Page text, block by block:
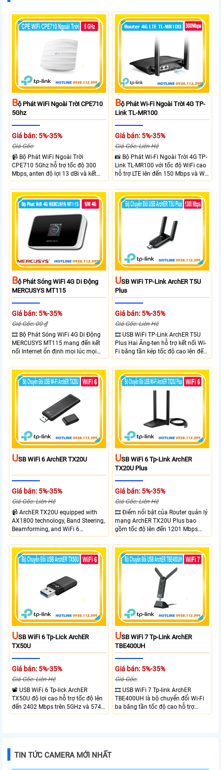
BỘ Phát WiFi Ngoài Trời CPE710
5Ghz
Giá bán: 5%-35%
Giá Gốc:
📹 Bộ Phát WiFi Ngoài Trời
CPE710 5Ghz hỗ trợ tốc độ 300
Mbps, anten độ lợi 13 dBi và kết
nối đường dài trên 10 km trong
điều kiện phù hợp. Trang bị cổng
Ethernet Shielded 10/100 Mbps, hỗ
trợ PoE Passive, MAXtream TDMA,
quản lý tập trung và phân tích
quang phổ. Chuẩn IPX5 giúp tăng
khả năng chống chịu thời tiết.
BỘ Phát Wi-Fi Ngoài Trời 4G TP-
Link TL-MR100
Giá bán: 5%-35%
Giá Gốc: Liên Hệ
📸 Bộ Phát Wi-Fi Ngoài Trời 4G TP-
Link TL-MR100 với tốc độ WiFi cao
hỗ trợ LTE lên đến 150 Mbps và Wi-
Fi 2.4 GHz lên đến 300 Mbps với
thiết kế với vỏ chống chịu thời tiết
chuẩn IP65, chống sét ±6kV và
chống tĩnh điện ±15kV
BỘ Phát Sóng WiFi 4G Di Động
MERCUSYS MT115
Giá bán: 5%-35%
Giá Gốc: 00 ₫
🎞 Bộ Phát Sóng WiFi 4G Di Động
MERCUSYS MT115 mang đến kết
nối Internet ổn định mọi lúc mọi
nơi với tốc độ 4G LTE tải xuống lên
đến 150Mbps. Chuẩn WiFi 6
AX300, pin 2400mAh hoạt động
đến 10 giờ và khả năng kết nối
USB WiFi TP-Link ArchER T5U
Plus
Giá bán: 5%-35%
Giá Gốc: Liên Hệ
🎞 USB WiFi TP-Link ArchER T5U
Plus Hai Ăng-ten hỗ trợ kết nối Wi-
Fi băng tần kép tốc độ cao lên đến
1300 Mbps. Hai ăng-ten ngoài kết
hợp công nghệ Beamforming giúp
tăng cường tín hiệu và vùng phủ
sóng. USB 3.0 cho tốc độ truyền dữ
và cài đặt dễ dàng không cần đĩa
tư
USB WiFi 6 ArchER TX20U
Giá bán: 5%-35%
Giá Gốc: Liên Hệ
📹 ArchER TX20U equipped with
AX1800 technology, Band Steering,
Beamforming, and WiFi 6
transmission. Band Steering
technology optimizes connections,
Beamforming enhances signal
focus for better coverage. Upgrade
leading-edge features.
USB WiFi 6 Tp-Link ArchER
TX20U Plus
Giá bán: 5%-35%
Giá Gốc: Liên Hệ
🎞 Điểm nổi bật của Router quản lý
mạng ArchER TX20U Plus bao
gồm tốc độ lên đến 1201 Mbps
trên băng tần 5 GHz và 574 Mbps
trên băng tần 2.4 GHz. công nghệ
Band Steering, Beamforming và
Wifi 6 cung cấp hiệu suất cao và
ổn định cho mạng Wi-Fi của bạn.
USB WiFi 6 Tp-Lick ArchER
TX50U
Giá bán: 5%-35%
Giá Gốc: Liên Hệ
📽 USB WiFi 6 Tp-lick ArchER
TX50U độ lợi cao hỗ trợ tốc độ lên
đến 2402 Mbps trên 5GHz và 574
Mbps trên 2.4GHz mang đến kết
liệu nhanh, kết hợp WPA3 tăng
USB WiFi 7 Tp-Link ArchER
TBE400UH
Giá bán: 5%-35%
Giá Gốc:
🎞 USB WiFi 7 Tp-link ArchER
TBE400UH là bộ chuyển đổi Wi-Fi
ba băng tần tốc độ cao hỗ trợ
2882 Mbps trên 6GHz, 2882 Mbps
TIN TỨC CAMERA MỚI NHẤT